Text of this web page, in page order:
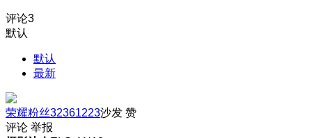
评论3
默认
默认
最新
荣耀粉丝32361223沙发 赞
评论 举报